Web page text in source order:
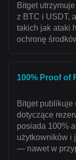
Bitget
z BTC i USDT,
takich jak ataki
ochronę
100% Proof of
Bitget publikuje
dotyczące
posiada 100%
użytkowników i
— nawet w